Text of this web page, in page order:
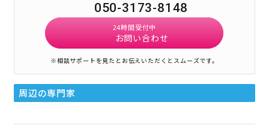
050-3173-8148
24時間受付中
お問い合わせ
※相談サポートを見たとお伝えいただくとスムーズです。
周辺の専門家